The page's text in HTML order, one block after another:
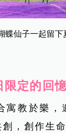
蝶仙子一起留下
限定的回憶
寓教於樂，
，創作生